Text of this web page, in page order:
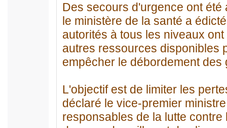
Des secours d'urgence ont
le ministère de la santé a
autorités à tous les niveaux
autres ressources disponibles
empêcher le débordement
L'objectif est de limiter les
déclaré le vice-premier
responsables de la lutte